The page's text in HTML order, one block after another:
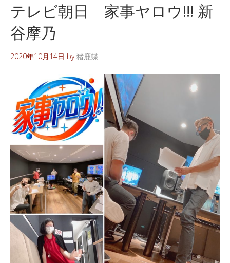
テレビ朝日 家事ヤロウ!!! 新
谷摩乃
2020年10月14日 by猪鹿蝶